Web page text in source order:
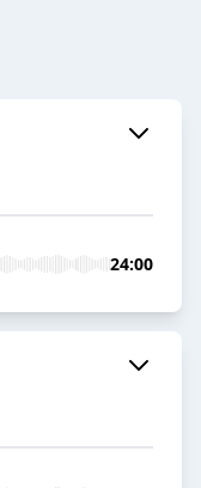
24:00